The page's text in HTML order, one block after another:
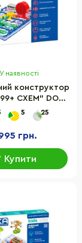
У наявності
конструктор
СХЕМ" DOKA
звук
5 25
грн.
Купити